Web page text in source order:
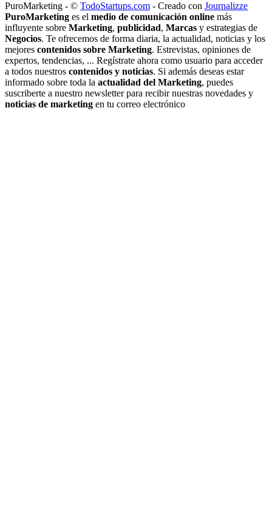
PuroMarketing - © TodoStartups.com - Creado con Journalizze
PuroMarketing es el medio de comunicación online más
influyente sobre Marketing, publicidad, Marcas y estrategias de
Negocios. Te ofrecemos de forma diaria, la actualidad, noticias y los
mejores contenidos sobre Marketing. Estrevistas, opiniones de
expertos, tendencias, ... Regístrate ahora como usuario para acceder
a todos nuestros contenidos y noticias. Si además deseas estar
informado sobre toda la actualidad del Marketing, puedes
suscriberte a nuestro newsletter para recibir nuestras novedades y
noticias de marketing en tu correo electrónico